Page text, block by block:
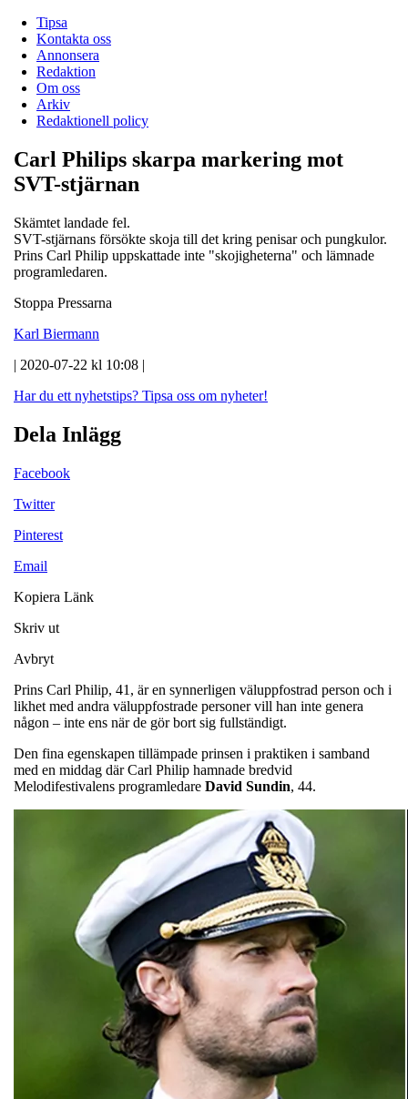
Tipsa
Kontakta oss
Annonsera
Redaktion
Om oss
Arkiv
Redaktionell policy
Carl Philips skarpa markering mot
SVT-stjärnan
Skämtet landade fel.
SVT-stjärnans försökte skoja till det kring penisar och pungkulor.
Prins Carl Philip uppskattade inte "skojigheterna" och lämnade
programledaren.
Stoppa Pressarna
Karl Biermann
| 2020-07-22 kl 10:08 |
Har du ett nyhetstips? Tipsa oss om nyheter!
Dela Inlägg
Facebook
Twitter
Pinterest
Email
Kopiera Länk
Skriv ut
Avbryt
Prins Carl Philip, 41, är en synnerligen väluppfostrad person och i
likhet med andra väluppfostrade personer vill han inte genera
någon – inte ens när de gör bort sig fullständigt.
Den fina egenskapen tillämpade prinsen i praktiken i samband
med en middag där Carl Philip hamnade bredvid
Melodifestivalens programledare David Sundin, 44.